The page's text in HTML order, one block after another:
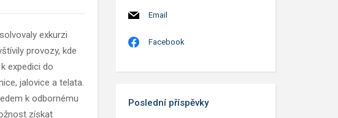
exkurzi
provozy, kde
expedici do
jalovice a telata.
k odbornému
získat
Email
Facebook
Poslední příspěvky